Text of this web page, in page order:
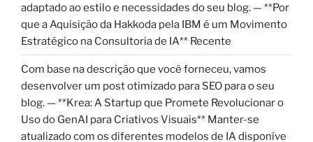
adaptado ao estilo e necessidades do seu blog. — **Por
que a Aquisição da Hakkoda pela IBM é um Movimento
Estratégico na Consultoria de IA** Recente
Com base na descrição que você forneceu, vamos
desenvolver um post otimizado para SEO para o seu
blog. — **Krea: A Startup que Promete Revolucionar o
Uso do GenAI para Criativos Visuais** Manter-se
atualizado com os diferentes modelos de IA disponíve